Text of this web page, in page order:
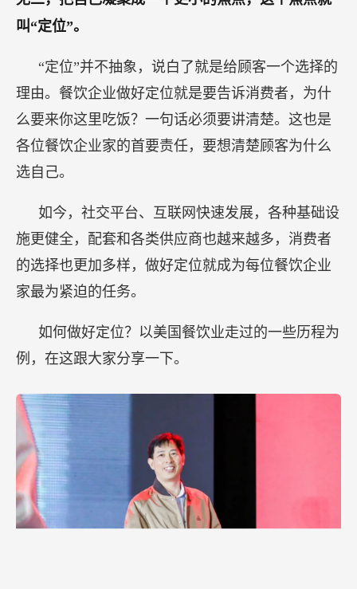
叫“定位”。
“定位”并不抽象，说白了就是给顾客一个选择的
理由。餐饮企业做好定位就是要告诉消费者，为什
么要来你这里吃饭？一句话必须要讲清楚。这也是
各位餐饮企业家的首要责任，要想清楚顾客为什么
选自己。
如今，社交平台、互联网快速发展，各种基础设
施更健全，配套和各类供应商也越来越多，消费者
的选择也更加多样，做好定位就成为每位餐饮企业
家最为紧迫的任务。
如何做好定位？以美国餐饮业走过的一些历程为
例，在这跟大家分享一下。